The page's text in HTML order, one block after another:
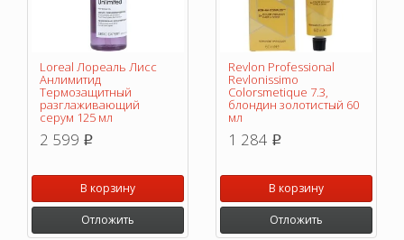
Loreal Лореаль Лисс
Анлимитид
Термозащитный
разглаживающий
серум 125 мл
2 599 p
В корзину
Отложить
Revlon Professional
Revlonissimo
Colorsmetique 7.3,
блондин золотистый 60
мл
1 284 p
В корзину
Отложить